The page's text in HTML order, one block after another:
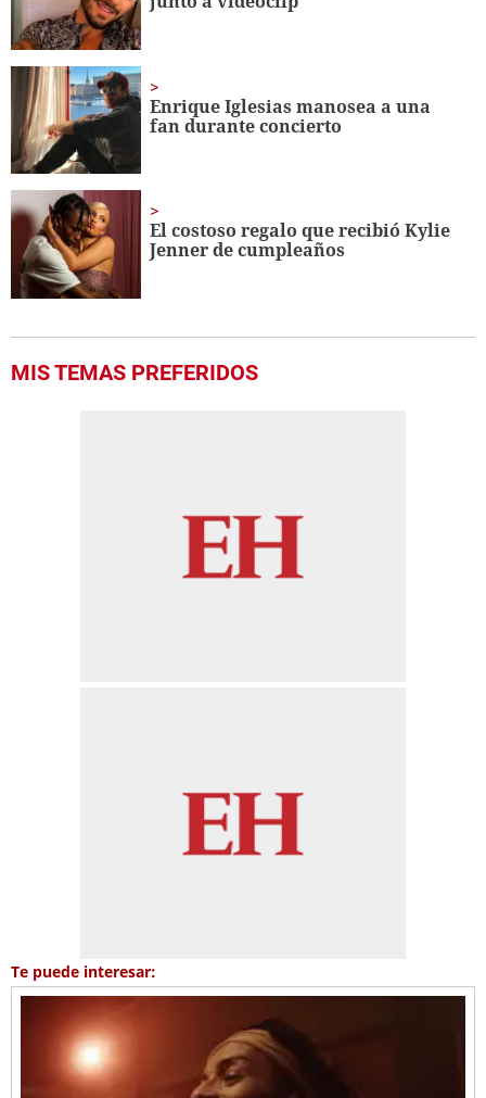
Enrique Iglesias manosea a una
fan durante concierto
El costoso regalo que recibió Kylie
Jenner de cumpleaños
MIS TEMAS PREFERIDOS
Te puede interesar: